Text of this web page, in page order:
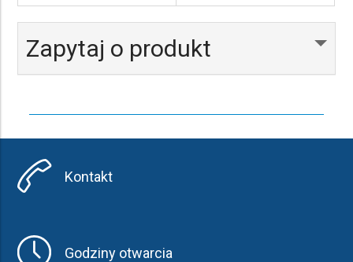
Zapytaj o produkt
Kontakt
Godziny otwarcia